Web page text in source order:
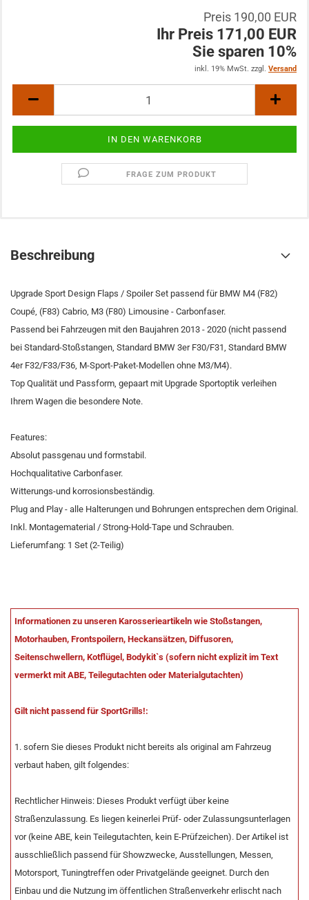
Preis 190,00 EUR
Ihr Preis 171,00 EUR
Sie sparen 10%
inkl. 19% MwSt. zzgl. Versand
FRAGE ZUM PRODUKT
Beschreibung
Upgrade Sport Design Flaps / Spoiler Set passend für BMW M4 (F82)
Coupé, (F83) Cabrio, M3 (F80) Limousine - Carbonfaser.
Passend bei Fahrzeugen mit den Baujahren 2013 - 2020 (nicht passend
bei Standard-Stoßstangen, Standard BMW 3er F30/F31, Standard BMW
4er F32/F33/F36, M-Sport-Paket-Modellen ohne M3/M4).
Top Qualität und Passform, gepaart mit Upgrade Sportoptik verleihen
Ihrem Wagen die besondere Note.
Features:
Absolut passgenau und formstabil.
Hochqualitative Carbonfaser.
Witterungs-und korrosionsbeständig.
Plug and Play - alle Halterungen und Bohrungen entsprechen dem Original.
Inkl. Montagematerial / Strong-Hold-Tape und Schrauben.
Lieferumfang: 1 Set (2-Teilig)
Informationen zu unseren Karosserieartikeln wie Stoßstangen,
Motorhauben, Frontspoilern, Heckansätzen, Diffusoren,
Seitenschwellern, Kotflügel, Bodykit`s (sofern nicht explizit im Text
vermerkt mit ABE, Teilegutachten oder Materialgutachten)
Gilt nicht passend für SportGrills!:
1. sofern Sie dieses Produkt nicht bereits als original am Fahrzeug
verbaut haben, gilt folgendes:
Rechtlicher Hinweis: Dieses Produkt verfügt über keine
Straßenzulassung. Es liegen keinerlei Prüf- oder Zulassungsunterlagen
vor (keine ABE, kein Teilegutachten, kein E-Prüfzeichen). Der Artikel ist
ausschließlich passend für Showzwecke, Ausstellungen, Messen,
Motorsport, Tuningtreffen oder Privatgelände geeignet. Durch den
Einbau und die Nutzung im öffentlichen Straßenverkehr erlischt nach